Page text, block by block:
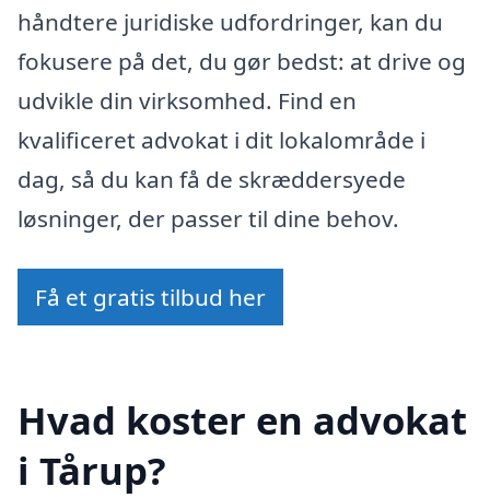
håndtere juridiske udfordringer, kan du
fokusere på det, du gør bedst: at drive og
udvikle din virksomhed. Find en
kvalificeret advokat i dit lokalområde i
dag, så du kan få de skræddersyede
løsninger, der passer til dine behov.
Få et gratis tilbud her
Hvad koster en advokat
i Tårup?